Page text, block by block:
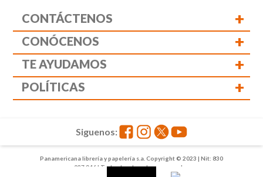
CONTÁCTENOS +
CONÓCENOS +
TE AYUDAMOS +
POLÍTICAS +
Panamericana librería y papelería s.a. Copyright © 2023 | Nit: 830
037 946 | Todos los derechos reservados
Siguenos: